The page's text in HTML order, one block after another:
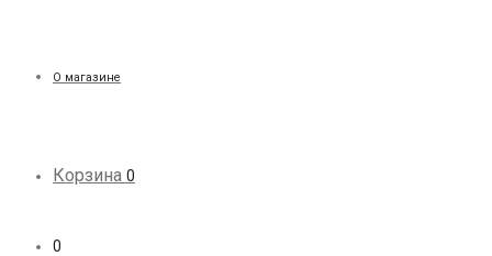
О магазине
Корзина 0
0